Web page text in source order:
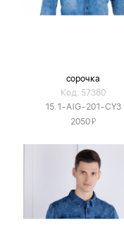
сорочка
Код: 57380
15.1-AIG-201-CY3
2050Я